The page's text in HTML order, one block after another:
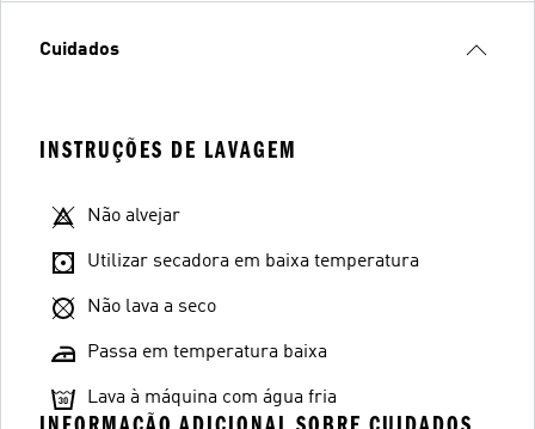
Cuidados
INSTRUÇÕES DE LAVAGEM
Não alvejar
Utilizar secadora em baixa temperatura
Não lava a seco
Passa em temperatura baixa
Lava à máquina com água fria